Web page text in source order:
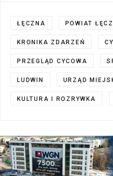
ŁĘCZNA POWIAT
KRONIKA ZDARZEŃ
PRZEGLĄD CYCOWA
LUDWIN URZĄD
KULTURA I ROZRYWKA